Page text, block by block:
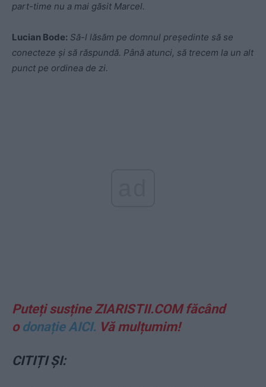
part-time nu a mai găsit Marcel.
Lucian Bode: Să-l lăsăm pe domnul președinte să se
conecteze și să răspundă. Până atunci, să trecem la un alt
punct pe ordinea de zi.
Puteți susține ZIARISTII.COM făcând
o donație AICI. Vă mulțumim!
CITIȚI ȘI: